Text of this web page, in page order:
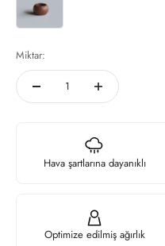
Miktar:
Hava şartlarına dayanıklı
Optimize edilmiş ağırlık